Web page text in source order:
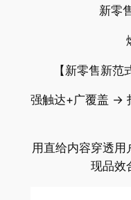
新零
【新零售新范
强触达+广覆盖 →
用直给内容穿透用
现品效